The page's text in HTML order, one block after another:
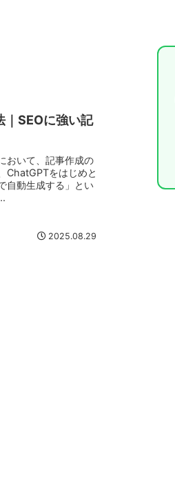
｜SEOに強い記
おいて、記事作成の
ChatGPTをはじめと
自動生成する」とい
2025.08.29